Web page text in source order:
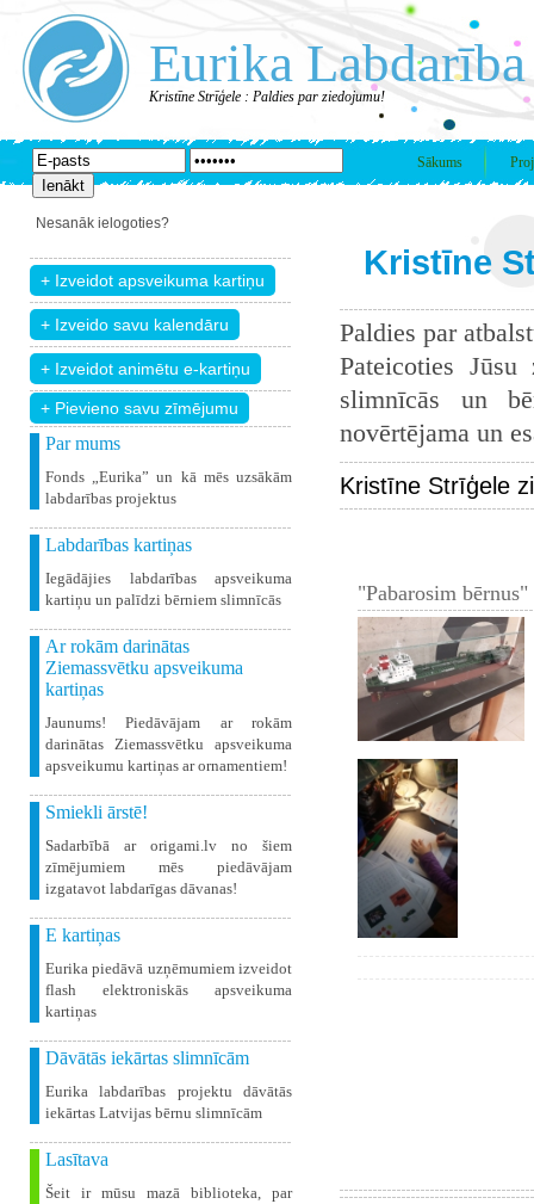
Eurika Labdarība
Kristīne Strīģele : Paldies par ziedojumu!
Sākums
Nesanāk ielogoties?
+ Pievieno savu zīmējumu
Par mums
Fonds „Eurika” un kā mēs uzsākām
labdarības projektus
Labdarības kartiņas
Iegādājies labdarības apsveikuma
kartiņu un palīdzi bērniem slimnīcās
Ar rokām darinātas
Ziemassvētku apsveikuma
kartiņas
Jaunums! Piedāvājam ar rokām
darinātas Ziemassvētku apsveikuma
apsveikumu kartiņas ar ornamentiem!
Smiekli ārstē!
Sadarbībā ar origami.lv no šiem
zīmējumiem mēs piedāvājam
izgatavot labdarīgas dāvanas!
E kartiņas
Eurika piedāvā uzņēmumiem izveidot
flash elektroniskās apsveikuma
kartiņas
Dāvātās iekārtas slimnīcām
Eurika labdarības projektu dāvātās
iekārtas Latvijas bērnu slimnīcām
Lasītava
Šeit ir mūsu mazā biblioteka, par
Kristīne
Paldies par
Pateicoties
slimnīcās un
novērtējama un
Kristīne Strīģele
"Pabarosim